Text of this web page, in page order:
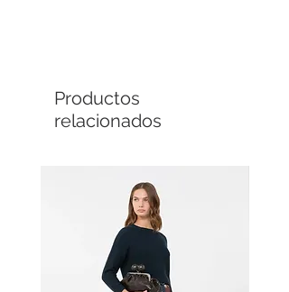
Productos
relacionados